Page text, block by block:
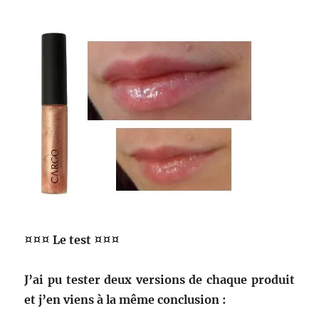
¤¤¤ Le test ¤¤¤
J’ai pu tester deux versions de chaque produit
et j’en viens à la même conclusion :